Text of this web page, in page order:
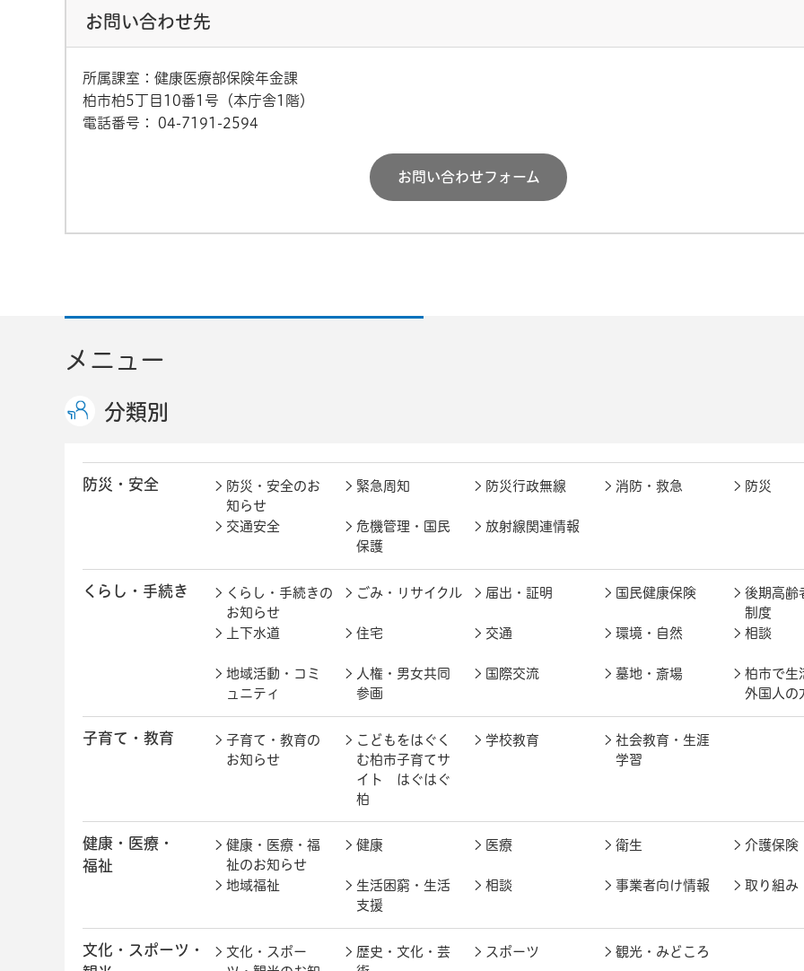
お問い合わせ先
所属課室：健康医療部保険年金課
柏市柏5丁目10番1号（本庁舎1階）
電話番号：
04-7191-2594
お問い合わせフォーム
メニュー
分類別
防災・安全
防災・安全のお
知らせ
緊急周知 防災行政無線 消防・救急 防災
交通安全
危機管理・国民
保護
放射線関連情報
くらし・手続き
くらし・手続きの
お知らせ
ごみ・リサイクル 届出・証明 国民健康保険
後期高齢
制度
上下水道 住宅 交通 環境・自然 相談
地域活動・コミ
ュニティ
人権・男女共同
参画
国際交流 墓地・斎場
柏市で生
外国人の
子育て・教育
子育て・教育の
お知らせ
こどもをはぐく
む柏市子育てサ
イト はぐはぐ
柏
学校教育
社会教育・生涯
学習
健康・医療・
福祉
健康・医療・福
祉のお知らせ
健康 医療 衛生 介護保険
地域福祉
生活困窮・生活
支援
相談 事業者向け情報 取り組み
文化・スポーツ・
文化・スポー
歴史・文化・芸
スポーツ 観光・みどころ